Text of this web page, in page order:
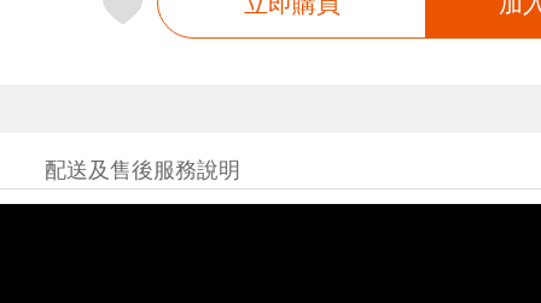
配送及售後服務說明